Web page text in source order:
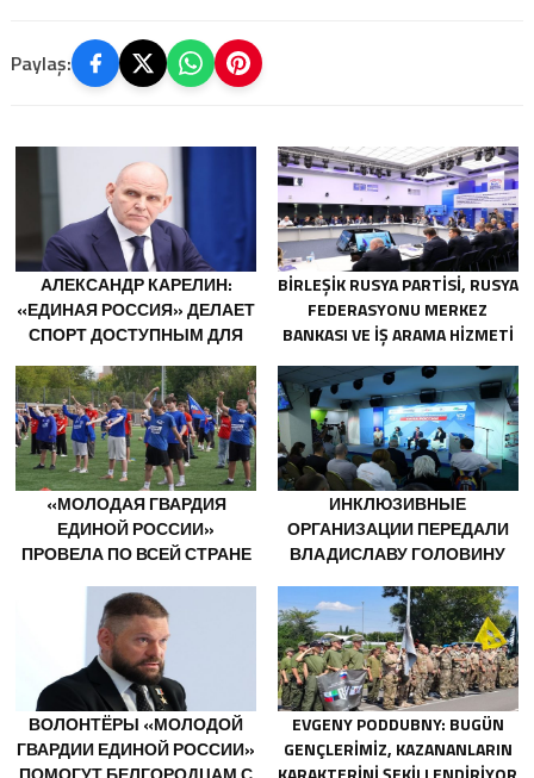
Paylaş:
АЛЕКСАНДР КАРЕЛИН:
«ЕДИНАЯ РОССИЯ» ДЕЛАЕТ
СПОРТ ДОСТУПНЫМ ДЛЯ
BIRLEŞIK RUSYA PARTISI, RUSYA
FEDERASYONU MERKEZ
BANKASI VE IŞ ARAMA HIZMETI
BÖLGESI GAZILERININ
ISTIHDAMI IÇIN RUSYA’DA ILK
UZMANLAŞMIŞ PLATFORMU
OLUŞTURACAK
«МОЛОДАЯ ГВАРДИЯ
ЕДИНОЙ РОССИИ»
ПРОВЕЛА ПО ВСЕЙ СТРАНЕ
ФИЗКУЛЬТУРНИКА
ИНКЛЮЗИВНЫЕ
ОРГАНИЗАЦИИ ПЕРЕДАЛИ
ВЛАДИСЛАВУ ГОЛОВИНУ
НАРОДНУЮ ПРОГРАММУ
«ЕДИНОЙ РОССИИ»
ВОЛОНТЁРЫ «МОЛОДОЙ
ГВАРДИИ ЕДИНОЙ РОССИИ»
EVGENY PODDUBNY: BUGÜN
GENÇLERIMIZ, KAZANANLARIN